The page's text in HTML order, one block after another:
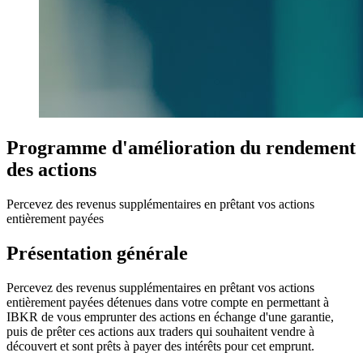
Programme d'amélioration du rendement
des actions
Percevez des revenus supplémentaires en prêtant vos actions
entièrement payées
Présentation générale
Percevez des revenus supplémentaires en prêtant vos actions
entièrement payées détenues dans votre compte en permettant à
IBKR de vous emprunter des actions en échange d'une garantie,
puis de prêter ces actions aux traders qui souhaitent vendre à
découvert et sont prêts à payer des intérêts pour cet emprunt.